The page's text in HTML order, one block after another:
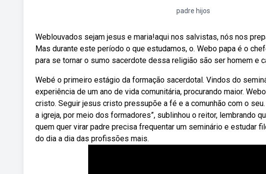
padre hijos
Weblouvados sejam jesus e maria!aqui nos salvistas, nós nos
Mas durante este período o que estudamos, o. Webo papa é o
para se tornar o sumo sacerdote dessa religião são ser homem e
Webé o primeiro estágio da formação sacerdotal. Vindos do
experiência de um ano de vida comunitária, procurando maior.
cristo. Seguir jesus cristo pressupõe a fé e a comunhão com o
a igreja, por meio dos formadores”, sublinhou o reitor, lembrando
quem quer virar padre precisa frequentar um seminário e estudar
do dia a dia das profissões mais.